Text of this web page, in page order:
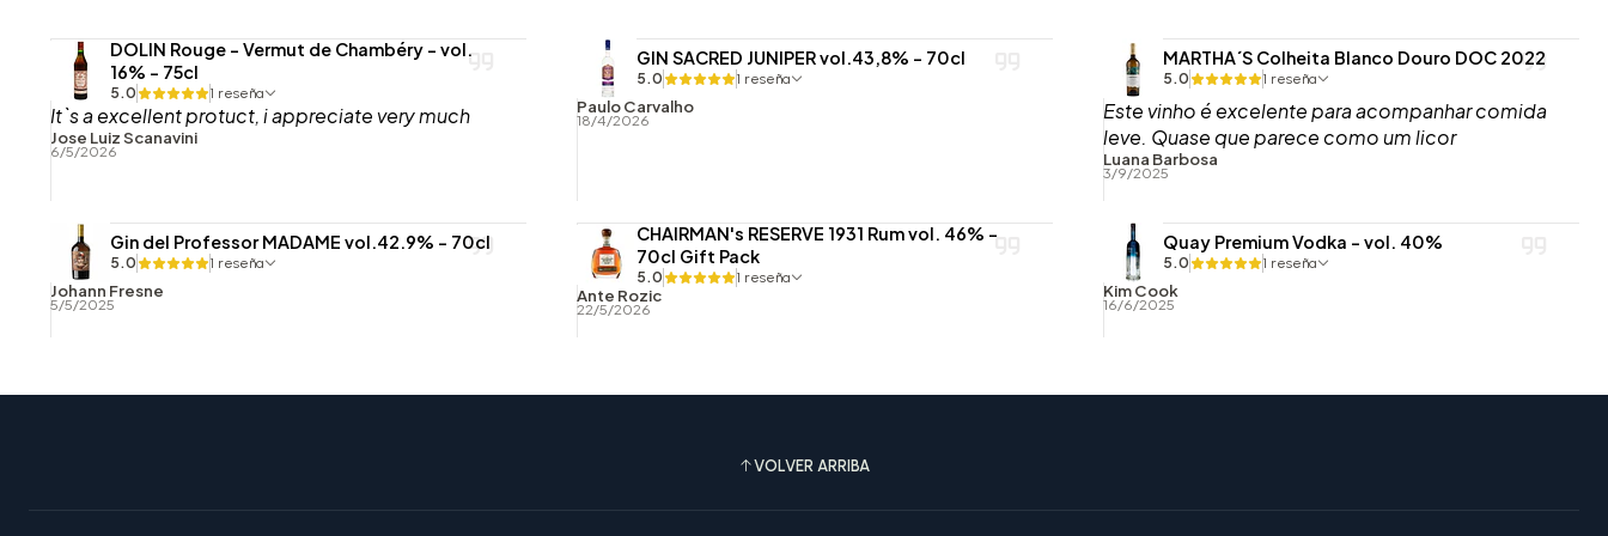
DOLIN Rouge - Vermut de Chambéry - vol.
16% - 75cl
5.0 1 reseña
It`s a excellent protuct, i appreciate very much
Jose Luiz Scanavini
6/5/2026
GIN SACRED JUNIPER vol.43,8% - 70cl
5.0 1 reseña
Paulo Carvalho
18/4/2026
MARTHA´S Colheita Blanco Douro DOC 2022
5.0 1 reseña
Este vinho é excelente para acompanhar comida
leve. Quase que parece como um licor
Luana Barbosa
3/9/2025
Gin del Professor MADAME vol.42.9% - 70cl
5.0 1 reseña
Johann Fresne
5/5/2025
CHAIRMAN's RESERVE 1931 Rum vol. 46% -
70cl Gift Pack
5.0 1 reseña
Ante Rozic
22/5/2026
Quay Premium Vodka - vol. 40%
5.0 1 reseña
Kim Cook
16/6/2025
VOLVER ARRIBA